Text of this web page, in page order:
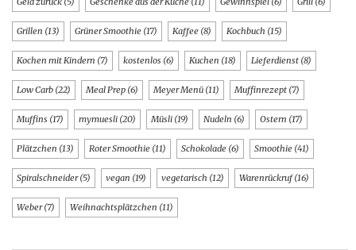
Grillen (13) Grüner Smoothie (17) Kaffee (8) Kochbuch (15)
Kochen mit Kindern (7) kostenlos (6) Kuchen (18) Lieferdienst (8)
Low Carb (22) Meal Prep (6) Meyer Menü (11) Muffinrezept (7)
Muffins (17) mymuesli (20) Müsli (19) Nudeln (6) Ostern (17)
Plätzchen (13) Roter Smoothie (11) Schokolade (6) Smoothie (41)
Spiralschneider(5) vegan (19) vegetarisch (12) Warenrückruf(16)
Weber(7) Weihnachtsplätzchen (11)